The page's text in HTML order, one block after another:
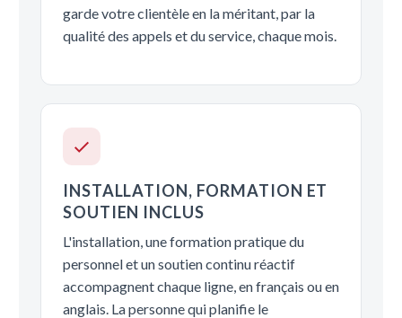
garde votre clientèle en la méritant, par la
qualité des appels et du service, chaque mois.
INSTALLATION, FORMATION ET
SOUTIEN INCLUS
L'installation, une formation pratique du
personnel et un soutien continu réactif
accompagnent chaque ligne, en français ou en
anglais. La personne qui planifie le